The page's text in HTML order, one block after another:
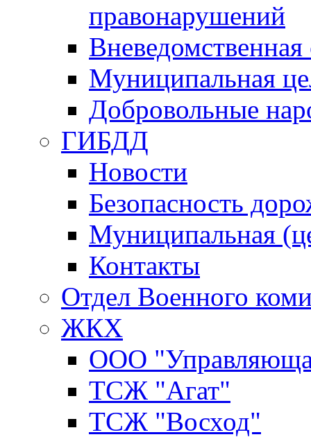
правонарушений
Вневедомственная
Муниципальная
Добровольные
ГИБДД
Новости
Безопасность
Муниципальная
Контакты
Отдел Военного
ЖКХ
ООО
ТСЖ "Агат"
ТСЖ "Восход"